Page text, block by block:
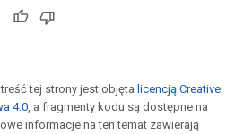
tej strony jest objęta licencją Creative
4.0, a fragmenty kodu są dostępne na
informacje na ten temat zawierają